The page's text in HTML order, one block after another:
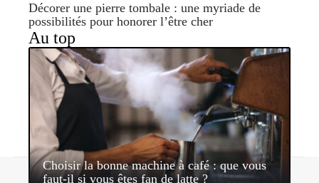
Décorer une pierre tombale : une myriade de
possibilités pour honorer l’être cher
Au top
Choisir la bonne machine à café : que vous
faut-il si vous êtes fan de latte ?
Contact Mentions légales Sitemap